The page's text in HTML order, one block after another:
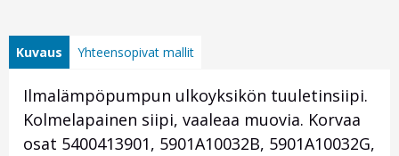
Kuvaus Yhteensopivat mallit
Ilmalämpöpumpun ulkoyksikön tuuletinsiipi.
Kolmelapainen siipi, vaaleaa muovia. Korvaa
osat 5400413901, 5901A10032B, 5901A10032G,